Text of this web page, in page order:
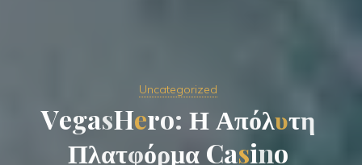
Uncategorized
VegasHero: ΗΑπόλυτη
Πλατφόρμα Casino